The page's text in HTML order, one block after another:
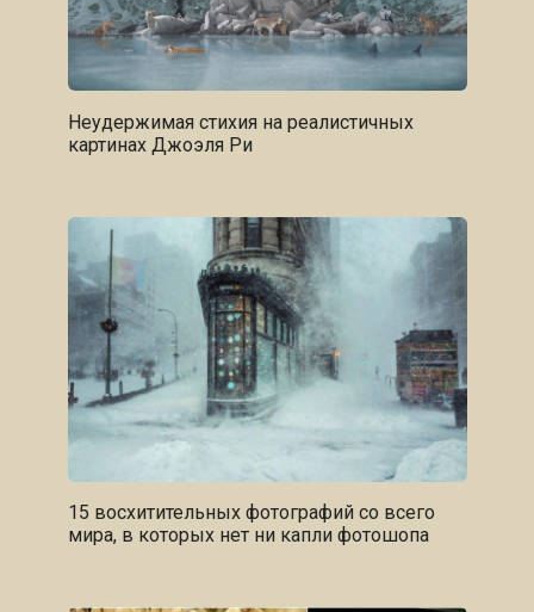
Неудержимая стихия на реалистичных
картинах Джоэля Ри
15 восхитительных фотографий со всего
мира, в которых нет ни капли фотошопа